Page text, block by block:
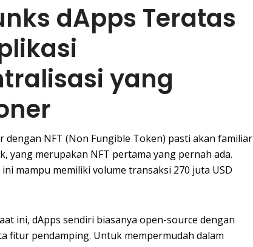
dApps Teratas
yang
dengan NFT (Non Fungible Token) pasti akan familiar
yang merupakan NFT pertama yang pernah ada.
mampu memiliki volume transaksi 270 juta USD
ini, dApps sendiri biasanya open-source dengan
fitur pendamping. Untuk mempermudah dalam